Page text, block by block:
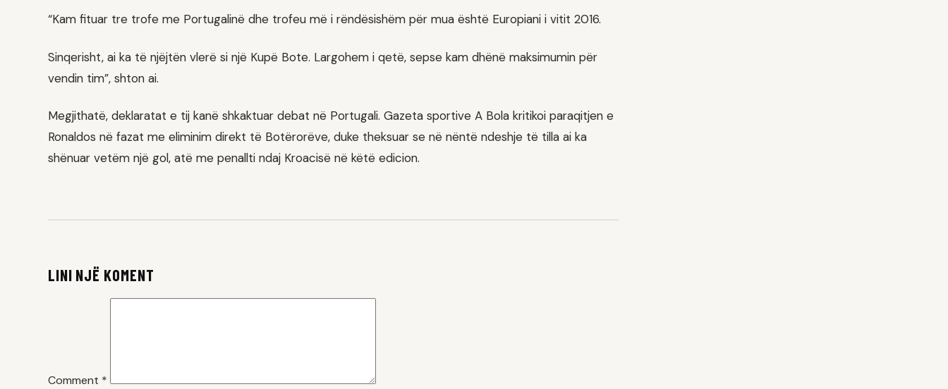
“Kam fituar tre trofe me Portugalinë dhe trofeu më i rëndësishëm për mua është Europiani i vitit 2016.
Sinqerisht, ai ka të njëjtën vlerë si një Kupë Bote. Largohem i qetë, sepse kam dhënë maksimumin për
vendin tim”, shton ai.
Megjithatë, deklaratat e tij kanë shkaktuar debat në Portugali. Gazeta sportive A Bola kritikoi paraqitjen e
Ronaldos në fazat me eliminim direkt të Botërorëve, duke theksuar se në nëntë ndeshje të tilla ai ka
shënuar vetëm një gol, atë me penallti ndaj Kroacisë në këtë edicion.
LINI NJË KOMENT
Comment *